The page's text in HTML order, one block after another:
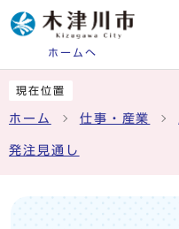
ホームへ
現在位置
ホーム 仕事・産業
発注見通し